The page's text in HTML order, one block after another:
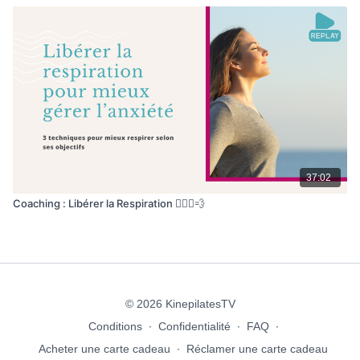
37:02
Coaching : Libérer la Respiration 🧘🏽‍♀️💨
© 2026 KinepilatesTV
Conditions ∙ Confidentialité ∙ FAQ ∙
Acheter une carte cadeau
∙ Réclamer une carte cadeau